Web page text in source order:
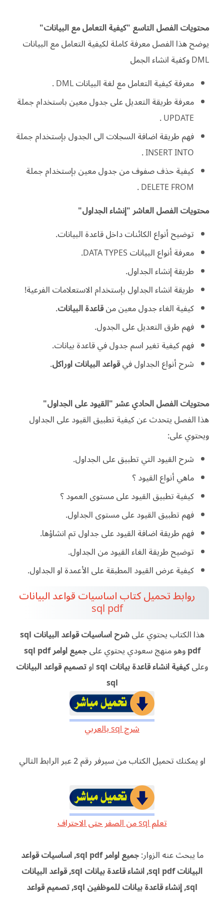
محتويات الفصل التاسع "كيفية التعامل مع البيانات"
يوضح هذا الفصل معرفة كاملة لكيفية التعامل مع البيانات
DML وكفية انشاء الجمل
معرفة كيفية التعامل مع لغة البيانات DML .
معرفة طريقة التعديل على جدول معين باستخدام جملة
UPDATE .
فهم طريقة اضافة السجلات الى الجدول بإستخدام جملة
INSERT INTO .
كيفية حذف صفوف من جدول معين بإستخدام جملة
DELETE FROM .
محتويات الفصل العاشر "إنشاء الجداول"
توضيح أنواع الكائنات داخل قاعدة البيانات.
معرفة أنواع البيانات DATA TYPES.
طريقة إنشاء الجداول.
طريقة انشاء الجداول بإستخدام الاستعلامات الفرعية!
كيفية الغاء جدول معين منقاعدة البيانات.
فهم طرق التعديل على الجدول.
فهم كيفية تغير اسم جدول في قاعدة بيانات.
شرح أنواع الجداول فيقواعد البيانات اوراكل.
محتويات الفصل الحادي عشر "القيود على الجداول"
هذا الفصل يتحدث عن كيفية تطبيق القيود على الجداول
ويحتوي على:
شرح القيود التي تطبيق على الجداول.
ماهي أنواع القيود ؟
كيفية تطبيق القيود على مستوى العمود ؟
فهم تطبيق القيود على مستوى الجداول.
فهم طريقة اضافة القيود على جداول تم انشاؤها.
توضيح طريقة الغاء القيود من الجداول.
كيفية عرض القيود المطبقة على الأعمدة او الجداول.
روابط تحميل كتاب اساسيات قواعد البيانات
sql pdf
هذا الكتاب يحتوي علىشرح
اساسيات قواعد البيانات sql
pdfوهو منهج سعودي يحتوي علىجميع اوامر sql pdf
وعلىكيفيةانشاء قاعدة بيانات sql اوتصميم قواعد البيانات
sql
شرح sql بالعربي
او يمكنك تحميل الكتاب من سيرفر رقم 2 عبر الرابط التالي
تعلم sql من الصفر حتى الاحتراف
ما يبحث عنه الزوار:
جميع اوامر sql pdf, اساسيات قواعد
البيانات sql pdf, انشاء قاعدة بيانات sql, قواعد البيانات
sql, إنشاء قاعدة بيانات للموظفين sql, تصميم قواعد